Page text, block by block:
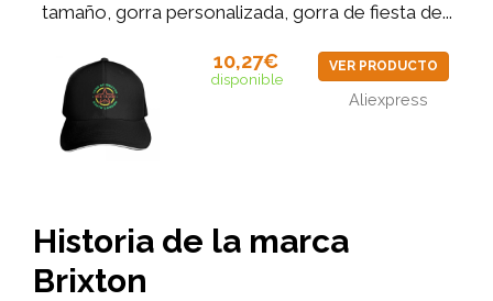
tamaño, gorra personalizada, gorra de fiesta de...
10,27€
disponible
VER PRODUCTO
Aliexpress
Historia de la marca
Brixton